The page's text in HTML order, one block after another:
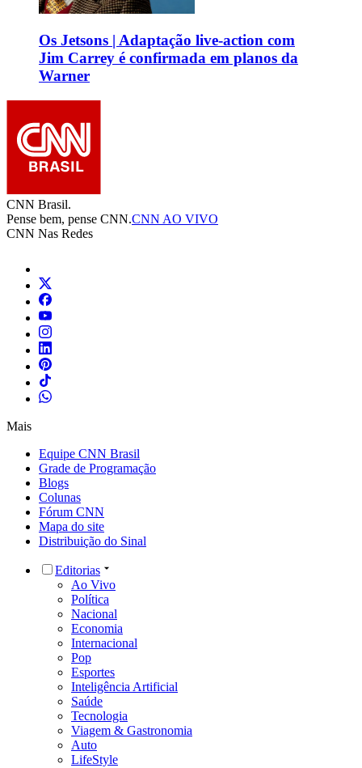
Os Jetsons | Adaptação live-action com
Jim Carrey é confirmada em planos da
Warner
CNN Brasil.
Pense bem, pense CNN.CNN AO VIVO
CNN Nas Redes
Mais
Equipe CNN Brasil
Grade de Programação
Blogs
Colunas
Fórum CNN
Mapa do site
Distribuição do Sinal
Editorias
Ao Vivo
Política
Nacional
Economia
Internacional
Pop
Esportes
Inteligência Artificial
Saúde
Tecnologia
Viagem & Gastronomia
Auto
LifeStyle